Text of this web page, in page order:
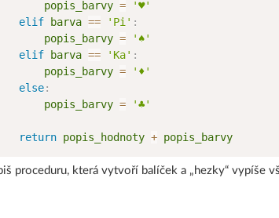
popis_barvy
=
'♥'
elif barva == 'Pi' :
popis_barvy
=
'♠'
elif barva == 'Ka' :
popis_barvy
=
'♦'
else:
popis_barvy
= '♣'
return popis_hodnoty + popis_barvy
proceduru, která vytvoří balíček a „hezky“ vypíše